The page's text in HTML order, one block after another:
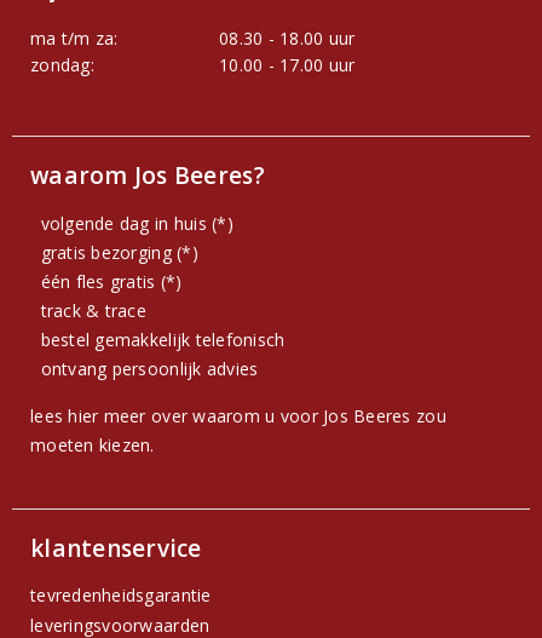
ma t/m za:
08.30 - 18.00 uur
zondag:
10.00 - 17.00 uur
waarom Jos Beeres?
volgende dag in huis (*)
gratis bezorging (*)
één fles gratis (*)
track & trace
bestel gemakkelijk telefonisch
ontvang persoonlijk advies
lees hier meer over waarom u voor Jos Beeres zou
moeten kiezen.
klantenservice
tevredenheidsgarantie
leveringsvoorwaarden